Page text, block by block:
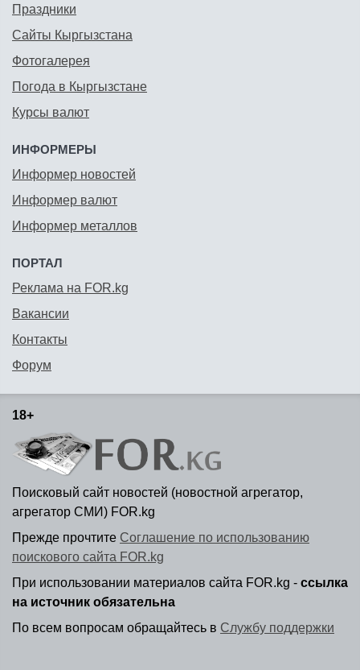
Праздники
Сайты Кыргызстана
Фотогалерея
Погода в Кыргызстане
Курсы валют
ИНФОРМЕРЫ
Информер новостей
Информер валют
Информер металлов
ПОРТАЛ
Реклама на FOR.kg
Вакансии
Контакты
Форум
18+
Поисковый сайт новостей (новостной агрегатор,
агрегатор СМИ) FOR.kg
Прежде прочтите Соглашение по использованию
поискового сайта FOR.kg
При использовании материалов сайта FOR.kg - ссылка
на источник обязательна
По всем вопросам обращайтесь в Службу поддержки